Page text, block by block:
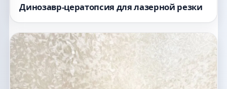
Динозавр-цератопсия для лазерной резки